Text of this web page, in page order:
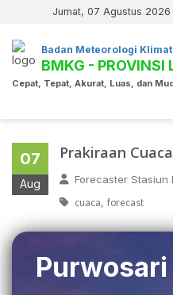
Jumat, 07 Agustus 2026
Badan Meteorologi
BMKG - PROVINSI
Cepat, Tepat, Akurat, Luas, dan
07
Aug
Prakiraan
Forecaster Stasiun
cuaca, forecast
Purwosari